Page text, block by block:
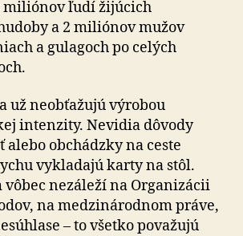
miliónov ľudí žijúcich
a 2 miliónov mužov
a gu­la­goch po celých
už neobťažujú výrobou
intenzity. Nevidia dôvody
obchádzky na ceste
vykladajú karty na stôl.
vôbec nezáleží na Orga­ni­zácii
na me­dzi­ná­rod­nom práve,
– to všetko považujú